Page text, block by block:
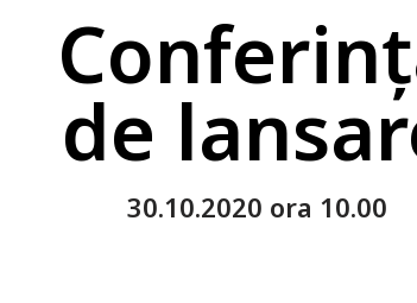
de
30.10.2020 ora 10.00